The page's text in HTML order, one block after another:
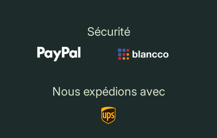
Sécurité
Nous expédions avec